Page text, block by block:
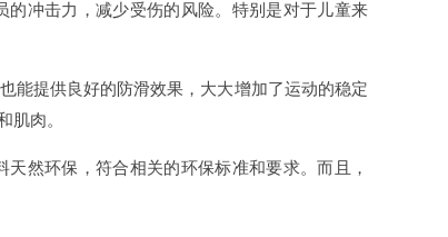
冲击力，减少受伤的风险。特别是对于儿童来
提供良好的防滑效果，大大增加了运动的稳定
肌肉。
然环保，符合相关的环保标准和要求。而且，